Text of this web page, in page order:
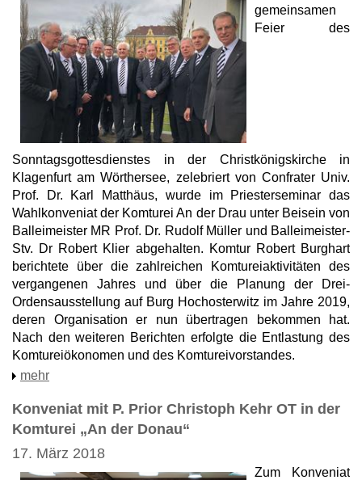
gemeinsamen
Feier des
Sonntagsgottesdienstes in der Christkönigskirche in
Klagenfurt am Wörthersee, zelebriert von Confrater Univ.
Prof. Dr. Karl Matthäus, wurde im Priesterseminar das
Wahlkonveniat der Komturei An der Drau unter Beisein von
Balleimeister MR Prof. Dr. Rudolf Müller und Balleimeister-
Stv. Dr Robert Klier abgehalten. Komtur Robert Burghart
berichtete über die zahlreichen Komtureiaktivitäten des
vergangenen Jahres und über die Planung der Drei-
Ordensausstellung auf Burg Hochosterwitz im Jahre 2019,
deren Organisation er nun übertragen bekommen hat.
Nach den weiteren Berichten erfolgte die Entlastung des
Komtureiökonomen und des Komtureivorstandes.
mehr
Konveniat mit P. Prior Christoph Kehr OT in der
Komturei „An der Donau“
17. März 2018
Zum Konveniat